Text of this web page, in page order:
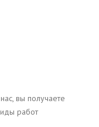
вы получаете
работ